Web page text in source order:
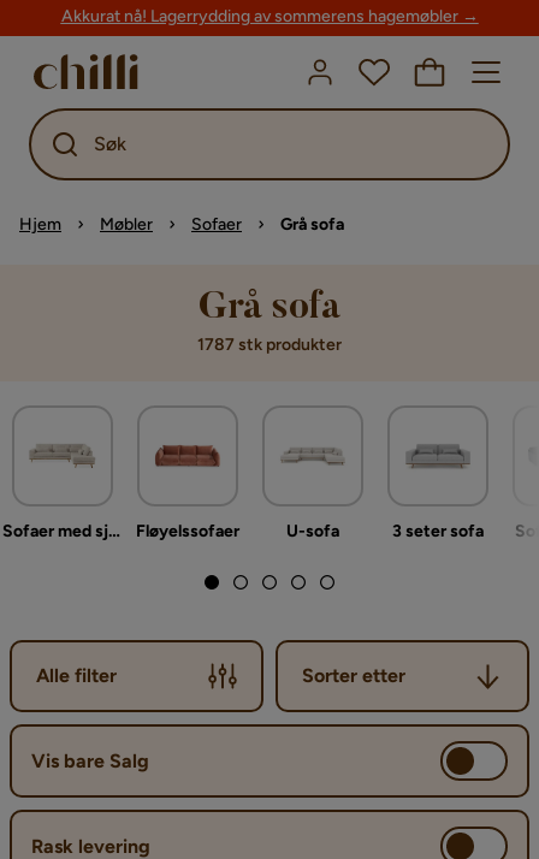
Akkurat nå! Lagerrydding av sommerens hagemøbler →
Søk
Hjem Møbler Sofaer Grå sofa
Grå sofa
1787 stk produkter
Sofaer med sjeselong Fløyelssofaer U-sofa 3 seter sofa
Alle filter
Sorter etter
Sorter etter
Vis bare Salg
Rask levering